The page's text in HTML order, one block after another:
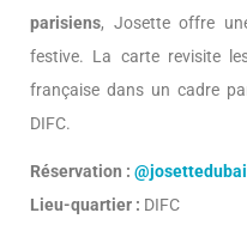
parisiens, Josette offre
festive. La carte revisite
française dans un cadre
DIFC.
Réservation : @josettedubai
Lieu-quartier : DIFC